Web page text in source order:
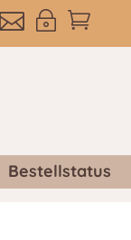

~

Bestellstatus